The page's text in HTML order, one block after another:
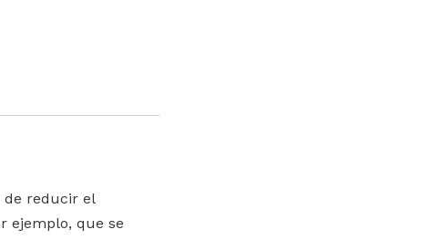
de reducir el
ejemplo, que se